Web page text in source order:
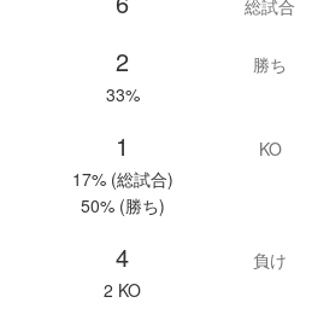
総試合
2
33%
勝ち
1
17% (総試合)
50% (勝ち)
KO
4
2 KO
負け